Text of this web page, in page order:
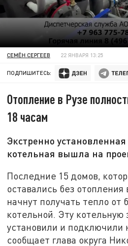
СЕМЁН СЕРГЕЕВ 22 ЯНВАРЯ 13:25
ПОДПИШИТЕСЬ:
Отопление в Рузе
18 часам
Экстренно
котельная вышла на
Последние 15 домов,
оставались без отопления
начнут получать тепло от
котельной. Эту котельную
установили и подключили
сообщает глава округа